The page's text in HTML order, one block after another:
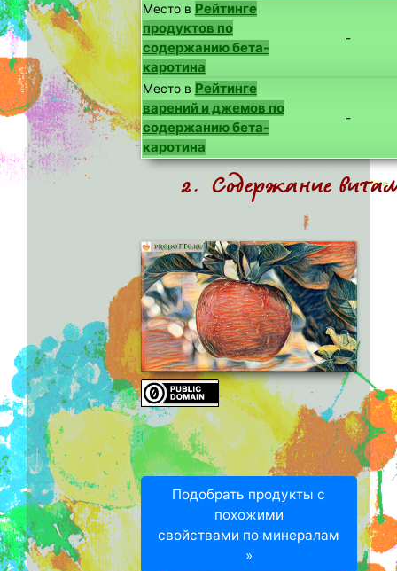
2. Содержание
Место в Рейтинге
продуктов по
содержанию бета-
каротина
-
Место в Рейтинге
варений и джемов по
содержанию бета-
каротина
-
Подобрать продукты с
похожими
свойствами по минералам
»